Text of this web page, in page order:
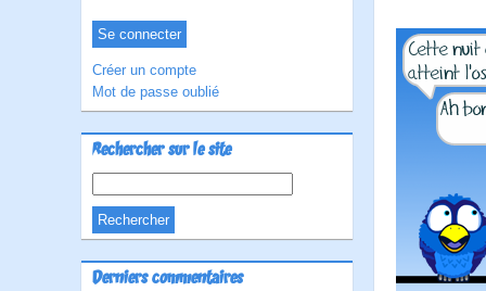
Créer un compte
Mot de passe oublié
Rechercher sur le site
Derniers commentaires